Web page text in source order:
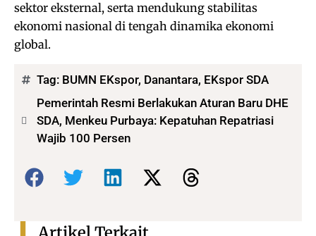
sektor eksternal, serta mendukung stabilitas
ekonomi nasional di tengah dinamika ekonomi
global.
Tag: BUMN EKspor, Danantara, EKspor SDA
Pemerintah Resmi Berlakukan Aturan Baru DHE
SDA, Menkeu Purbaya: Kepatuhan Repatriasi
Wajib 100 Persen
Bagikan: